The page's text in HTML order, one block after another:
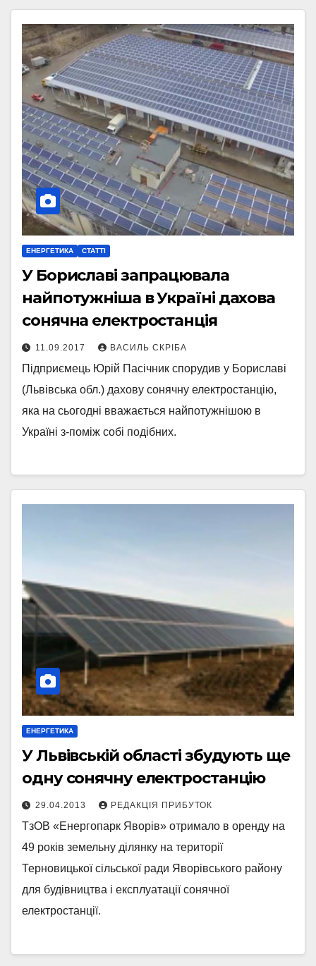
ЕНЕРГЕТИКА СТАТТІ
У Бориславі запрацювала
найпотужніша в Україні дахова
сонячна електростанція
11.09.2017 ВАСИЛЬ СКРІБА
Підприємець Юрій Пасічник спорудив у Бориславі
(Львівська обл.) дахову сонячну електростанцію,
яка на сьогодні вважається найпотужнішою в
Україні з-поміж собі подібних.
ЕНЕРГЕТИКА
У Львівській області збудують ще
одну сонячну електростанцію
29.04.2013 РЕДАКЦІЯ ПРИБУТОК
ТзОВ «Енергопарк Яворів» отримало в оренду на
49 років земельну ділянку на території
Терновицької сільської ради Яворівського району
для будівництва і експлуатації сонячної
електростанції.